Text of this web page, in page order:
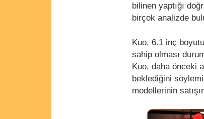
bilinen yaptığı
birçok analizde
Kuo, 6.1 inç
sahip olması
Kuo, daha önceki
beklediğini
modellerinin